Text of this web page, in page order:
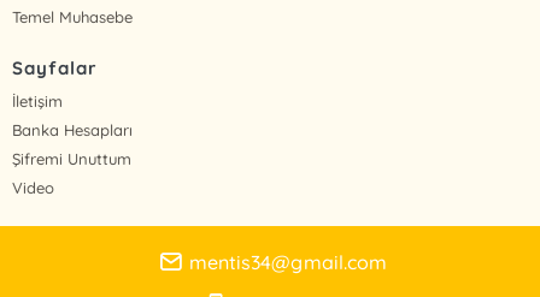
Temel Muhasebe
Sayfalar
İletişim
Banka Hesapları
Şifremi Unuttum
Video
mentis34@gmail.com